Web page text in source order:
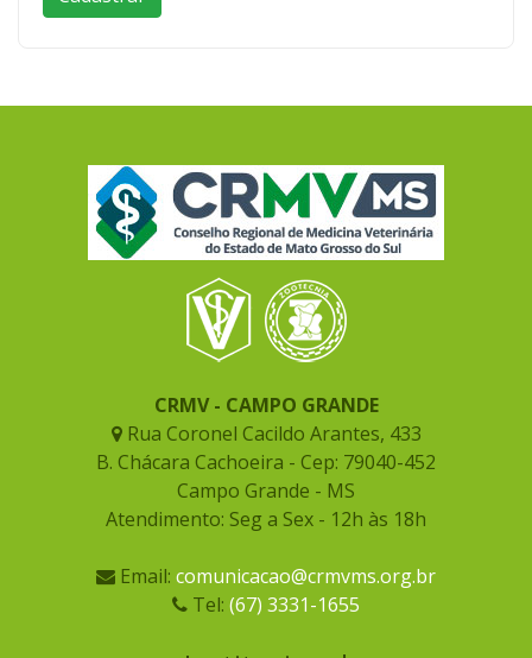
CRMV - CAMPO GRANDE
Rua Coronel Cacildo Arantes, 433
B. Chácara Cachoeira - Cep: 79040-452
Campo Grande - MS
Atendimento: Seg a Sex - 12h às 18h
Email: comunicacao@crmvms.org.br
Tel: (67) 3331-1655